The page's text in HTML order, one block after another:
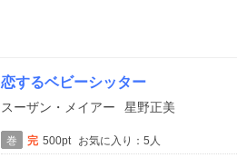
恋するベビーシッター
スーザン・メイアー
星野正美
巻 完 500pt
お気に入り：5人